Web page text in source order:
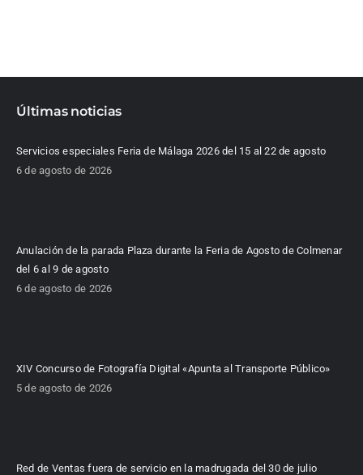
Últimas noticias
Servicios especiales Feria de Málaga 2026 del 15 al 22 de agosto
6 de agosto de 2026
Anulación de la parada Plaza durante la Feria de Agosto de Colmenar
del 6 al 9 de agosto
6 de agosto de 2026
XIV Concurso de Fotografía Digital «Apunta al Transporte Público»
5 de agosto de 2026
Red de Ventas fuera de servicio en la madrugada del 30 de julio